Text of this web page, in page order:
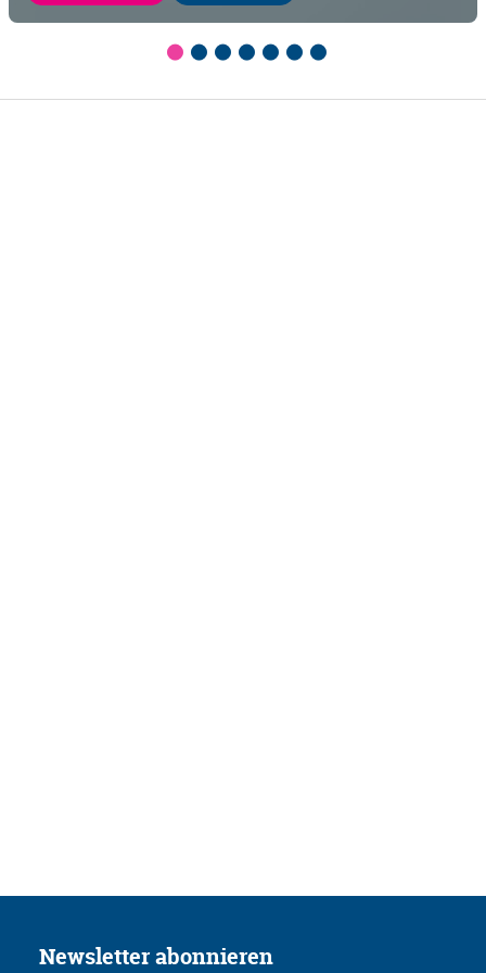
Newsletter abonnieren